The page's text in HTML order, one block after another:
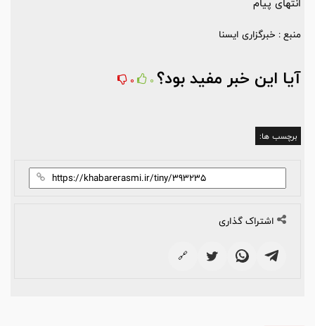
منبع : خبرگزاری ایسنا
آیا این خبر مفید بود؟ 0
0
برچسب ها:
اشتراک گذاری
🔗